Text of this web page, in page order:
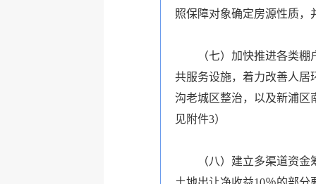
照保障对象确定房源性质，
（七）加快推进各类棚户
共服务设施，着力改善人居
沟老城区整治，以及新浦区
见附件3）
（八）建立多渠道资金筹